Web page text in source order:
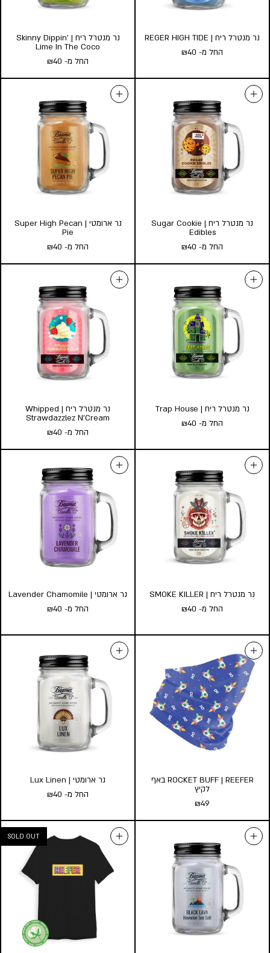
הוסף לעגלה הוסף לעגלה
נר מנטרל ריח | REGER HIGH TIDE
החל מ-
₪40
נר מנטרל ריח | REGER HIGH
TIDE
החל מ- ₪40
גודל:
s
l
הוסף לעגלה
נר מנטרל ריח | Skinny Dippin’
Lime In The Coco
החל מ-
₪40
נר מנטרל ריח | Skinny Dippin’
Lime In The Coco
החל מ- ₪40
גודל:
s
l
הוסף לעגלה
נר מנטרל ריח | Sugar Cookie
Edibles
החל מ-
₪40
נר מנטרל ריח | Sugar Cookie
Edibles
החל מ- ₪40
גודל:
s
l
הוסף לעגלה
נר ארומטי | Super High Pecan
Pie
החל מ-
₪40
נר ארומטי | Super High Pecan
Pie
החל מ- ₪40
גודל:
s
l
הוסף לעגלה
נר מנטרל ריח | Trap House
החל מ-
₪40
נר מנטרל ריח | Trap House
החל מ- ₪40
גודל:
s
l
הוסף לעגלה
נר מנטרל ריח | Whipped
Strawdazzlez N’Cream
החל מ-
₪40
נר מנטרל ריח | Whipped
Strawdazzlez N’Cream
החל מ- ₪40
גודל:
s
l
הוסף לעגלה
נר מנטרל ריח | SMOKE KILLER
החל מ-
₪40
נר מנטרל ריח | SMOKE KILLER
החל מ- ₪40
גודל:
s
l
הוסף לעגלה
נר ארומטי | Lavender Chamomile
החל מ-
₪40
נר ארומטי | Lavender
Chamomile
החל מ- ₪ 40
גודל:
s
l
הוסף לעגלה
ROCKET BUFF | REEFER באף
לקיץ
₪49
לקיץ
₪ 49
הוספה לסל
נר ארומטי | Lux Linen
החל מ-
₪40
נר ארומטי | Lux Linen
גודל: